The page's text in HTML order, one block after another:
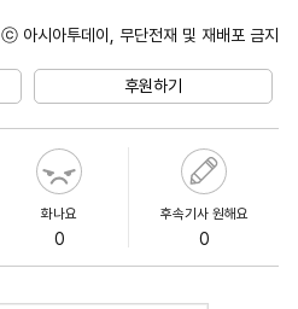
ⓒ 아시아투데이, 무단전재 및 재배포 금지
후원하기
화나요
0
후속기사 원해요
0